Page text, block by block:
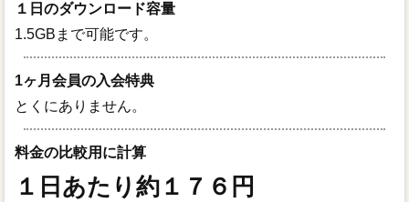
１日のダウンロード容量
1.5GBまで可能です。
1ヶ月会員の入会特典
とくにありません。
料金の比較用に計算
１日あたり約１７６円